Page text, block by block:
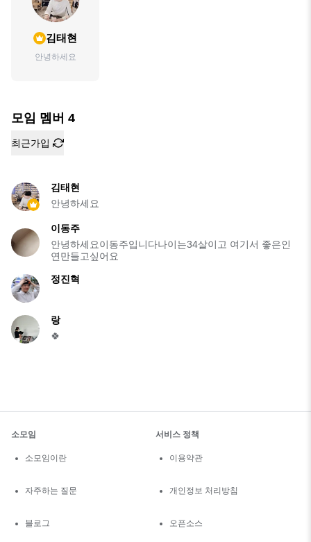
김태현
안녕하세요
모임 멤버 4
최근가입
김태현
안녕하세요
이동주
안녕하세요이동주입니다나이는34살이고 여기서 좋은인
연만들고싶어요
정진혁
랑
🍀
소모임
소모임이란
자주하는 질문
블로그
서비스 정책
이용약관
개인정보 처리방침
오픈소스